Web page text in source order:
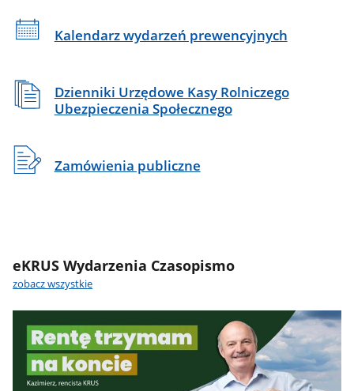
Kalendarz wydarzeń prewencyjnych
Dzienniki Urzędowe Kasy Rolniczego
Ubezpieczenia Społecznego
Zamówienia publiczne
eKRUS Wydarzenia Czasopismo
zobacz wszystkie